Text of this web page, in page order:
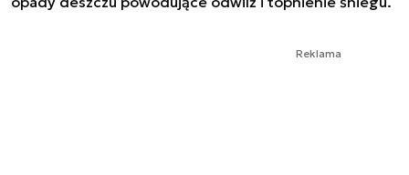
Reklama